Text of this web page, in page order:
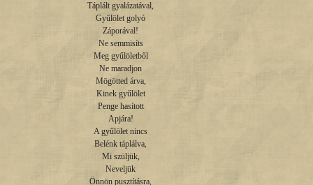
Táplált gyalázatával,
Gyűlölet golyó
Záporával!
Ne semmisíts
Meg gyűlöletből
Ne maradjon
Mögötted árva,
Kinek gyűlölet
Penge hasított
Apjára!
A gyűlölet nincs
Belénk táplálva,
Mi szüljük,
Neveljük
Önnön pusztításra,